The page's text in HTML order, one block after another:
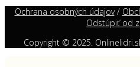
Ochrana osobných údajov/
Odstúpiť od
Copyright © 2025.